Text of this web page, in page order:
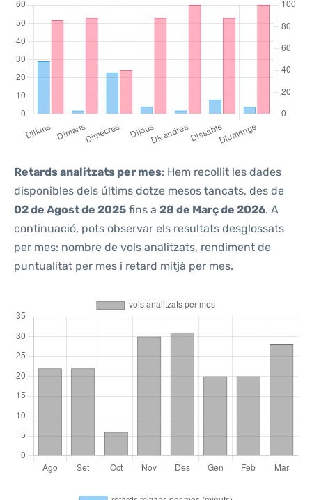
Retards analitzats per mes: Hem recollit les dades
disponibles dels últims dotze mesos tancats, des de
02 de Agost de 2025 fins a 28 de Març de 2026. A
continuació, pots observar els resultats desglossats
per mes: nombre de vols analitzats, rendiment de
puntualitat per mes i retard mitjà per mes.